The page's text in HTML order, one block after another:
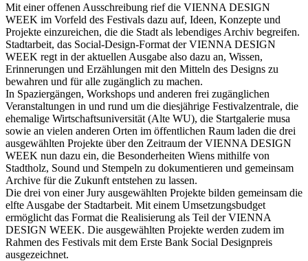
Mit einer offenen Ausschreibung rief die VIENNA DESIGN
WEEK im Vorfeld des Festivals dazu auf, Ideen, Konzepte und
Projekte einzureichen, die die Stadt als lebendiges Archiv begreifen.
Stadtarbeit, das Social-Design-Format der VIENNA DESIGN
WEEK regt in der aktuellen Ausgabe also dazu an, Wissen,
Erinnerungen und Erzählungen mit den Mitteln des Designs zu
bewahren und für alle zugänglich zu machen.
In Spaziergängen, Workshops und anderen frei zugänglichen
Veranstaltungen in und rund um die diesjährige Festivalzentrale, die
ehemalige Wirtschaftsuniversität (Alte WU), die Startgalerie musa
sowie an vielen anderen Orten im öffentlichen Raum laden die drei
ausgewählten Projekte über den Zeitraum der VIENNA DESIGN
WEEK nun dazu ein, die Besonderheiten Wiens mithilfe von
Stadtholz, Sound und Stempeln zu dokumentieren und gemeinsam
Archive für die Zukunft entstehen zu lassen.
Die drei von einer Jury ausgewählten Projekte bilden gemeinsam die
elfte Ausgabe der Stadtarbeit. Mit einem Umsetzungsbudget
ermöglicht das Format die Realisierung als Teil der VIENNA
DESIGN WEEK. Die ausgewählten Projekte werden zudem im
Rahmen des Festivals mit dem Erste Bank Social Designpreis
ausgezeichnet.